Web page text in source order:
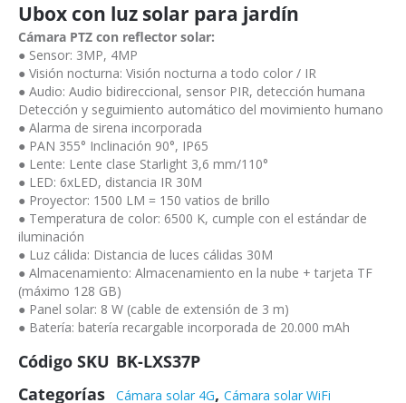
Ubox con luz solar para jardín
Cámara PTZ con reflector solar:
● Sensor: 3MP, 4MP
● Visión nocturna: Visión nocturna a todo color / IR
● Audio: Audio bidireccional, sensor PIR, detección humana
Detección y seguimiento automático del movimiento humano
● Alarma de sirena incorporada
● PAN 355° Inclinación 90°, IP65
● Lente: Lente clase Starlight 3,6 mm/110°
● LED: 6xLED, distancia IR 30M
● Proyector: 1500 LM = 150 vatios de brillo
● Temperatura de color: 6500 K, cumple con el estándar de
iluminación
● Luz cálida: Distancia de luces cálidas 30M
● Almacenamiento: Almacenamiento en la nube + tarjeta TF
(máximo 128 GB)
● Panel solar: 8 W (cable de extensión de 3 m)
● Batería: batería recargable incorporada de 20.000 mAh
Código SKU BK-LXS37P
Categorías
Cámara solar 4G, Cámara solar WiFi